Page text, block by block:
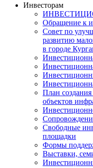
Инвесторам
Обращение к
Совет по
развитию
в городе
План
объектов
Свободные
площадки
Формы
Выставки,